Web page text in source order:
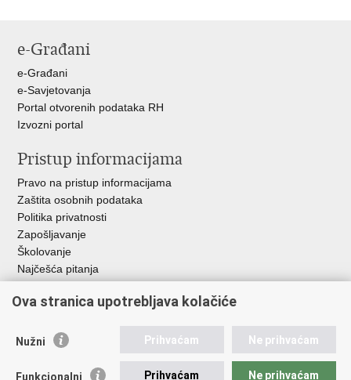
e-Građani
e-Građani
e-Savjetovanja
Portal otvorenih podataka RH
Izvozni portal
Pristup informacijama
Pravo na pristup informacijama
Zaštita osobnih podataka
Politika privatnosti
Zapošljavanje
Školovanje
Najčešća pitanja
Važne poveznice
EMN Nacionalna kontaktna točka za Republiku Hrvatsku
Ova stranica upotrebljava kolačiće
Nužni Prihvaćam Ne prihvaćam
Funkcionalni Prihvaćam Ne prihvaćam